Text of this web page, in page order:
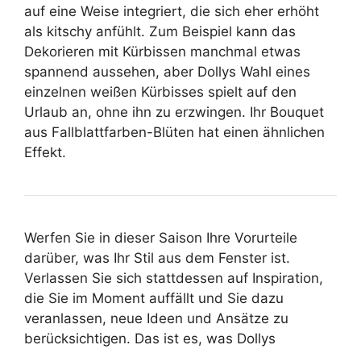
auf eine Weise integriert, die sich eher erhöht
als kitschy anfühlt. Zum Beispiel kann das
Dekorieren mit Kürbissen manchmal etwas
spannend aussehen, aber Dollys Wahl eines
einzelnen weißen Kürbisses spielt auf den
Urlaub an, ohne ihn zu erzwingen. Ihr Bouquet
aus Fallblattfarben-Blüten hat einen ähnlichen
Effekt.
Werfen Sie in dieser Saison Ihre Vorurteile
darüber, was Ihr Stil aus dem Fenster ist.
Verlassen Sie sich stattdessen auf Inspiration,
die Sie im Moment auffällt und Sie dazu
veranlassen, neue Ideen und Ansätze zu
berücksichtigen. Das ist es, was Dollys